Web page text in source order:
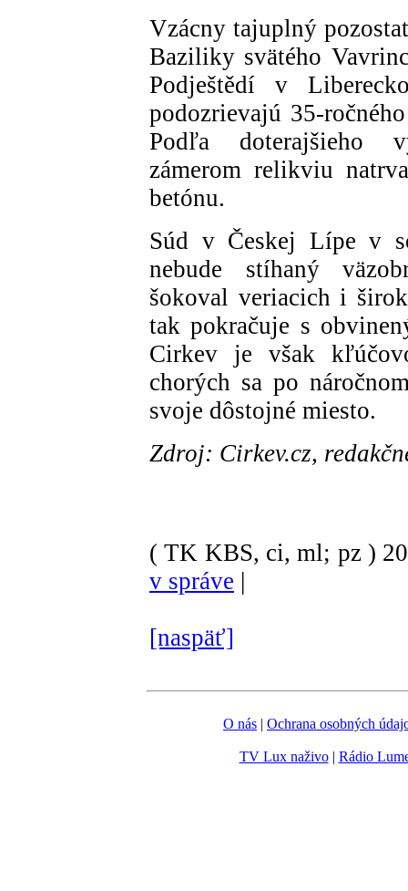
Vzácny tajuplný
Baziliky svätého
Podještědí v
podozrievajú 35-
Podľa doterajšieho
zámerom relikviu
betónu.
Súd v Českej Lípe v
nebude stíhaný
šokoval veriacich i
tak pokračuje s
Cirkev je však
chorých sa po
svoje dôstojné miesto.
Zdroj: Cirkev.cz,
( TK KBS, ci, ml; pz )
v správe |
[naspäť]
O nás | Ochrana osobných
TV Lux naživo| Rádio